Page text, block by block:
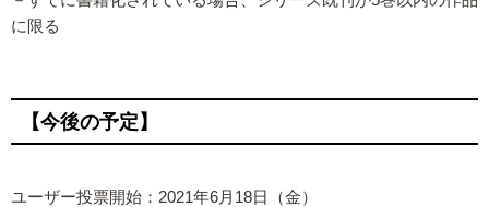
に限る
【今後の予定】
ユーザー投票開始：2021年6月18日（金）